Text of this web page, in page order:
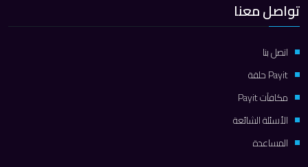
تواصل معنا
اتصل بنا
Payit حلقة
مكافآت Payit
الأسئلة الشائعة
المساعدة